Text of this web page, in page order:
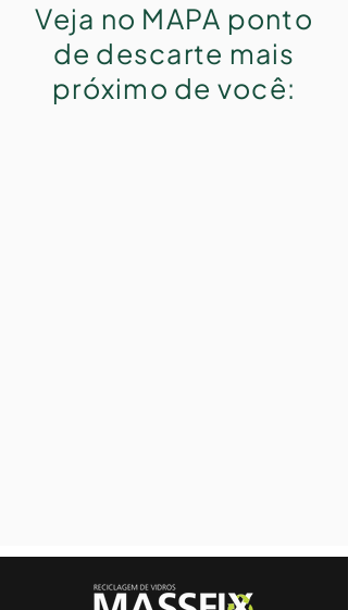
Veja no MAPA ponto
de descarte mais
próximo de você: